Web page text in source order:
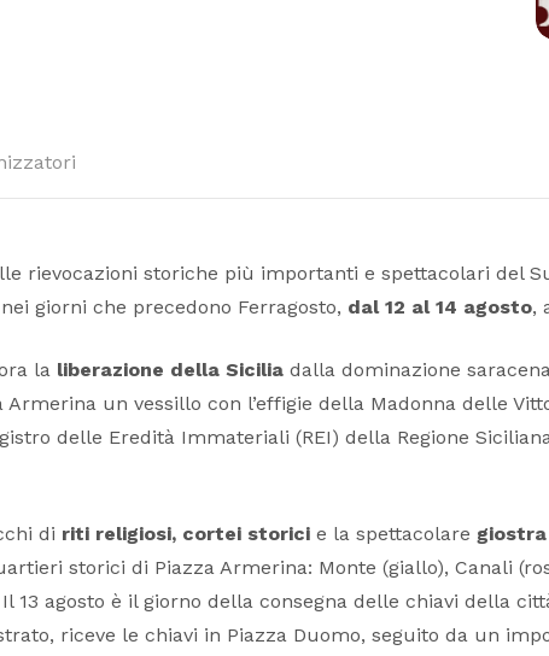
rievocazioni storiche più importanti e spettacolari del
giorni che precedono Ferragosto, dal 12 al 14 agosto,
la liberazione della Sicilia dalla dominazione
Armerina un vessillo con l’effigie della Madonna delle
delle Eredità Immateriali (REI) della Regione
di riti religiosi, cortei storici e la spettacolare
storici di Piazza Armerina: Monte (giallo), Canali
agosto è il giorno della consegna delle chiavi della
riceve le chiavi in Piazza Duomo, seguito da un